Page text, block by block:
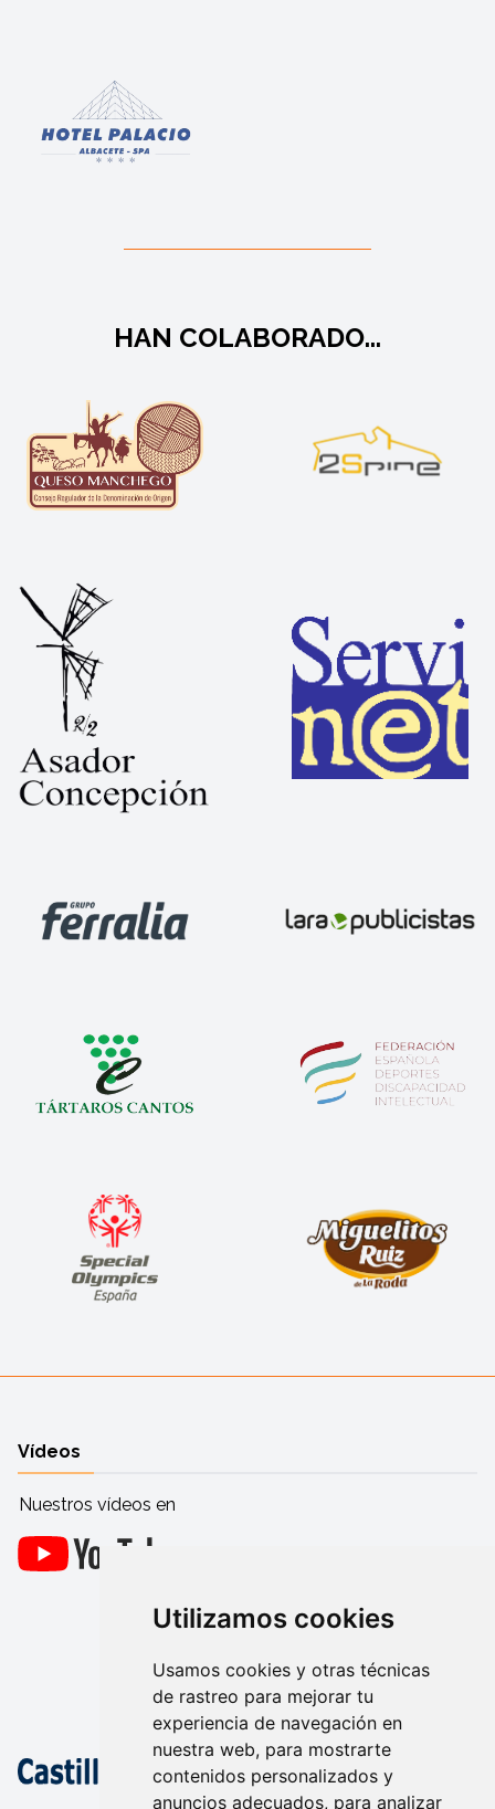
Utilizamos cookies
Usamos cookies y otras técnicas
de rastreo para mejorar tu
experiencia de navegación en
nuestra web, para mostrarte
contenidos personalizados y
anuncios adecuados, para analizar
HAN COLABORADO...
Vídeos
Nuestros vídeos en